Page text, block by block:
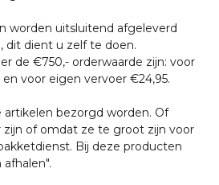
worden uitsluitend afgeleverd
dit dient u zelf te doen.
de €750,- orderwaarde zijn: voor
voor eigen vervoer €24,95.
artikelen bezorgd worden. Of
of omdat ze te groot zijn voor
Bij deze producten